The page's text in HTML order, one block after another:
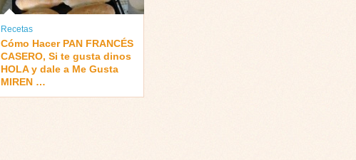
Recetas
Cómo Hacer PAN FRANCÉS
CASERO, Si te gusta dinos
HOLA y dale a Me Gusta
MIREN …